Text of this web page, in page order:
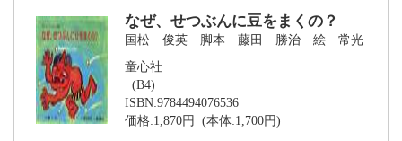
なぜ、せつぶんに豆をまくの？
国松 俊英 脚本 藤田 勝治 絵 常光
童心社
(B4)
ISBN:9784494076536
価格:1,870円 (本体:1,700円)